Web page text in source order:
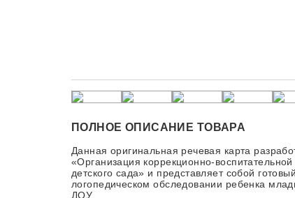
ПОЛНОЕ ОПИСАНИЕ ТОВАРА
Данная оригинальная речевая карта
«Организация коррекционно-
детского сада» и представляет собой
логопедическом обследовании ребенка
ДОУ.